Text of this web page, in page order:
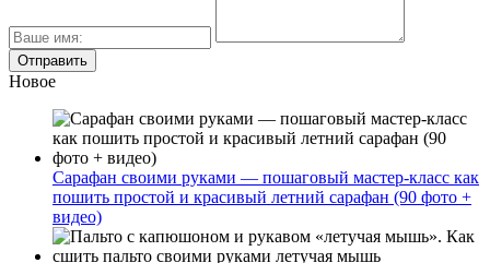
Новое
Сарафан своими руками — пошаговый мастер-класс как
пошить простой и красивый летний сарафан (90 фото +
видео)